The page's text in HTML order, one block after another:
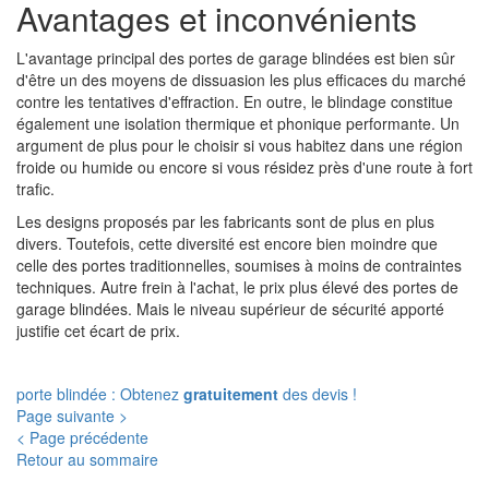
Avantages et inconvénients
L'avantage principal des portes de garage blindées est bien sûr
d'être un des moyens de dissuasion les plus efficaces du marché
contre les tentatives d'effraction. En outre, le blindage constitue
également une isolation thermique et phonique performante. Un
argument de plus pour le choisir si vous habitez dans une région
froide ou humide ou encore si vous résidez près d'une route à fort
trafic.
Les designs proposés par les fabricants sont de plus en plus
divers. Toutefois, cette diversité est encore bien moindre que
celle des portes traditionnelles, soumises à moins de contraintes
techniques. Autre frein à l'achat, le prix plus élevé des portes de
garage blindées. Mais le niveau supérieur de sécurité apporté
justifie cet écart de prix.
porte blindée : Obtenez gratuitement des devis !
Page suivante >
< Page précédente
Retour au sommaire